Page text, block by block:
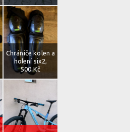
Chrániče kolen a
holení six2,
500 Kč